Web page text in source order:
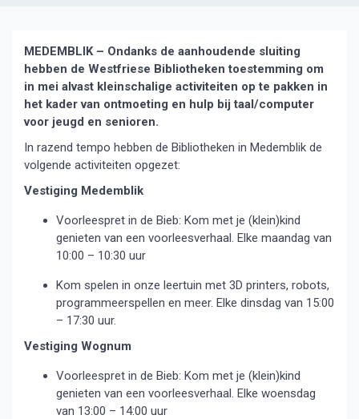
MEDEMBLIK – Ondanks de aanhoudende sluiting
hebben de Westfriese Bibliotheken toestemming om
in mei alvast kleinschalige activiteiten op te pakken in
het kader van ontmoeting en hulp bij taal/computer
voor jeugd en senioren.
In razend tempo hebben de Bibliotheken in Medemblik de
volgende activiteiten opgezet:
Vestiging Medemblik
Voorleespret in de Bieb: Kom met je (klein)kind
genieten van een voorleesverhaal. Elke maandag van
10:00 – 10:30 uur
Kom spelen in onze leertuin met 3D printers, robots,
programmeerspellen en meer. Elke dinsdag van 15:00
– 17:30 uur.
Vestiging Wognum
Voorleespret in de Bieb: Kom met je (klein)kind
genieten van een voorleesverhaal. Elke woensdag
van 13:00 – 14:00 uur